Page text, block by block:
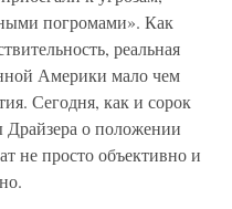
погромами». Как
реальная
Америки мало чем
Сегодня, как и сорок
Драйзера о положении
не просто объективно и